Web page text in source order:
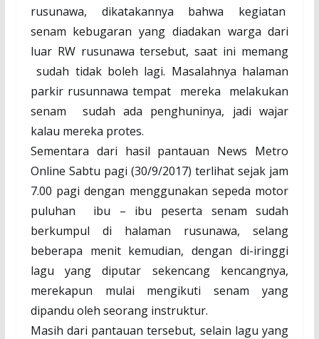
rusunawa, dikatakannya bahwa kegiatan
senam kebugaran yang diadakan warga dari
luar RW rusunawa tersebut, saat ini memang
sudah tidak boleh lagi. Masalahnya halaman
parkir rusunnawa tempat
mereka
melakukan
senam
sudah ada penghuninya, jadi wajar
kalau mereka protes.
Sementara dari hasil pantauan News Metro
Online Sabtu pagi (30/9/2017) terlihat sejak jam
7.00 pagi dengan menggunakan sepeda motor
puluhan
ibu – ibu peserta senam sudah
berkumpul di halaman rusunawa, selang
beberapa menit kemudian, dengan di-iringgi
lagu yang diputar sekencang kencangnya,
merekapun mulai mengikuti senam yang
dipandu oleh seorang instruktur.
Masih dari pantauan tersebut, selain lagu yang